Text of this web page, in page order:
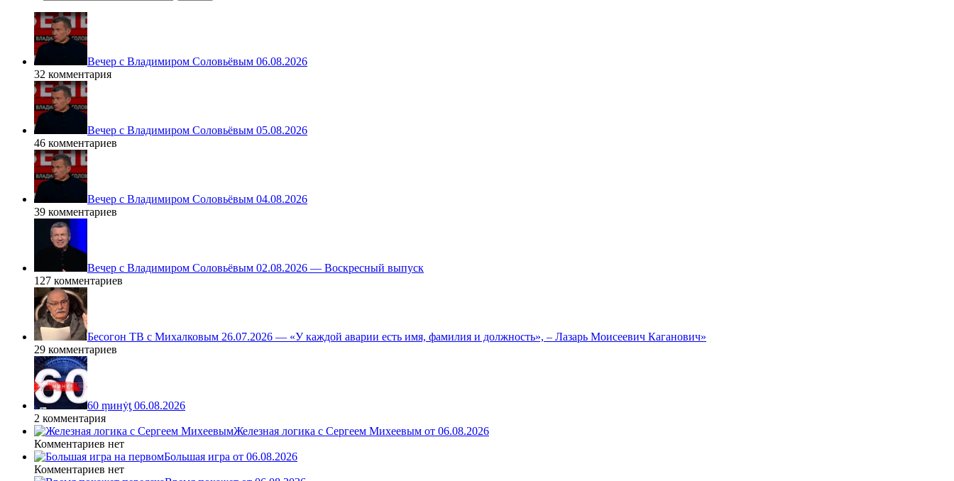
Вечер с Владимиром Соловьёвым 06.08.2026
32 комментария
Вечер с Владимиром Соловьёвым 05.08.2026
46 комментариев
Вечер с Владимиром Соловьёвым 04.08.2026
39 комментариев
Вечер с Владимиром Соловьёвым 02.08.2026 — Воскресный выпуск
127 комментариев
Бесогон ТВ с Михалковым 26.07.2026 — «У каждой аварии есть имя, фамилия и должность», – Лазарь Моисеевич Каганович»
29 комментариев
60 ṃинẏƫ 06.08.2026
2 комментария
Железная логика с Сергеем Михеевым от 06.08.2026
Комментариев нет
Большая игра от 06.08.2026
Комментариев нет